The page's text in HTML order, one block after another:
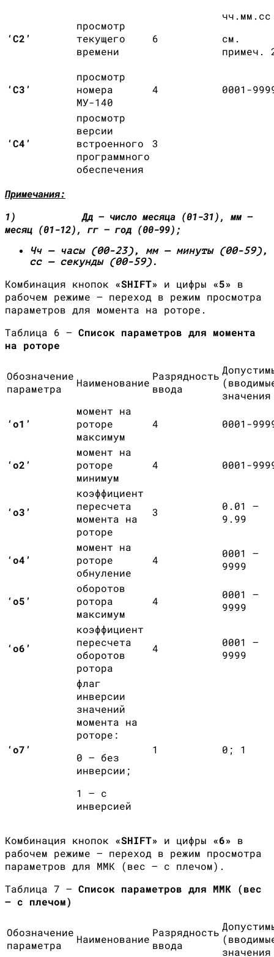
‘С2’
просмотр
текущего
времени
6
чч.мм.сс
см.
примеч.
‘С3’
просмотр
номера
МУ-140
4 0001-
‘С4’
просмотр
версии
встроенного
программного
обеспечения
3
Примечания:
1) Дд — число месяца (01-31), мм —
месяц (01-12), гг — год (00-99);
Чч — часы (00-23), мм — минуты (00-59),
сс — секунды (00-59).
Комбинация кнопок «SHIFT» и цифры «5» в
рабочем режиме — переход в режим просмотра
параметров для момента на роторе.
Таблица 6 — Список параметров для момента
на роторе
Обозначение
параметра
Наименование
Разрядность
ввода
значения
‘о1’
момент на
роторе
максимум
4 0001-
‘о2’
момент на
роторе
минимум
4 0001-
‘о3’
коэффициент
пересчета
момента на
роторе
3
0.01 –
9.99
‘о4’
момент на
роторе
обнуление
4
0001 –
9999
‘о5’
оборотов
ротора
максимум
4
0001 –
9999
‘о6’
коэффициент
пересчета
оборотов
ротора
4
0001 –
9999
‘о7’
флаг
инверсии
значений
момента на
роторе:
0 – без
инверсии;
1 – с
инверсией
1 0; 1
Комбинация кнопок «SHIFT» и цифры «6» в
рабочем режиме — переход в режим просмотра
параметров для ММК (вес – с плечом).
Таблица 7 — Список параметров для ММК (вес
– с плечом)
Обозначение
параметра
Наименование
Разрядность
ввода
значения